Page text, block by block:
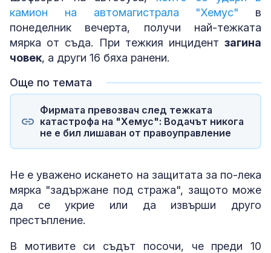
камион на автомагистрала "Хемус" в
понеделник вечерта, получи най-тежката
мярка от съда. При тежкия инцидент загина
човек, а други 16 бяха ранени.
Още по темата
Фирмата превозвач след тежката
катастрофа на "Хемус": Водачът никога
не е бил лишаван от правоуправление
Не е уважено искането на защитата за по-лека
мярка "задържане под стража", защото може
да се укрие или да извърши друго
престъпление.
В мотивите си съдът посочи, че преди 10